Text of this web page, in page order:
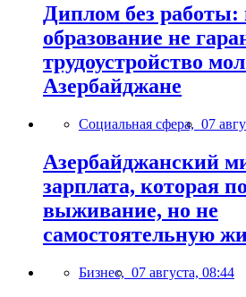
Диплом без работы:
образование не
трудоустройство
Азербайджане
Социальная сфера, 07
Азербайджанский
зарплата, которая
выживание, но не
самостоятельную
Бизнес, 07 августа, 08:44